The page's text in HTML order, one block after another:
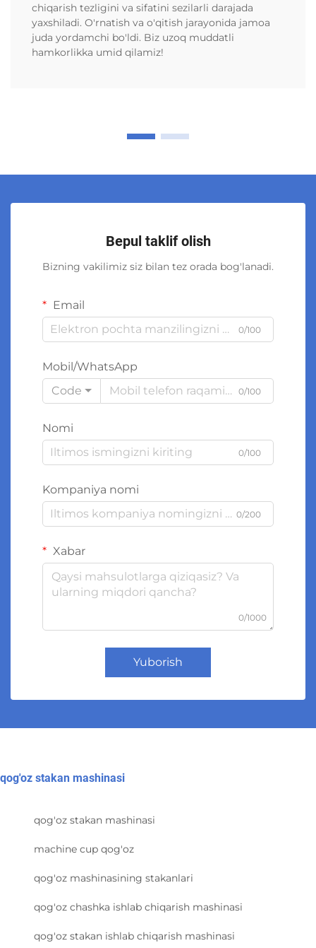
chiqarish tezligini va sifatini sezilarli darajada
yaxshiladi. O'rnatish va o'qitish jarayonida jamoa
juda yordamchi bo'ldi. Biz uzoq muddatli
hamkorlikka umid qilamiz!
Bepul taklif olish
Bizning vakilimiz siz bilan tez orada bog'lanadi.
Email
0/100
Mobil/WhatsApp
Code
0/100
Nomi
0/100
Kompaniya nomi
0/200
Xabar
0/1000
Yuborish
qog'oz stakan mashinasi
qog'oz stakan mashinasi
machine cup qog'oz
qog'oz mashinasining stakanlari
qog'oz chashka ishlab chiqarish mashinasi
qog'oz stakan ishlab chiqarish mashinasi